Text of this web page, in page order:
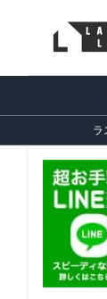
ラ